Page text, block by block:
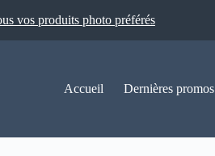
vos produits photo préférés
Accueil Dernières promos